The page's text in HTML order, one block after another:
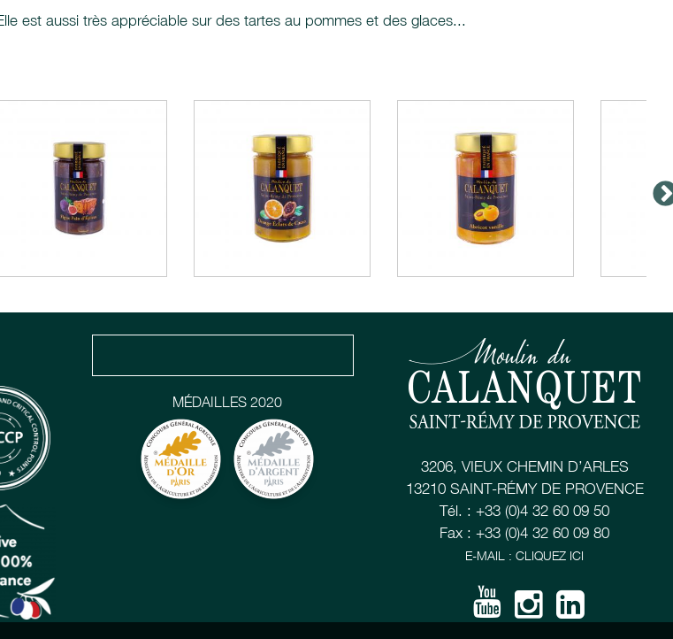
est aussi très appréciable sur des tartes au pommes et des glaces...
MÉDAILLES 2020
3206, VIEUX CHEMIN D’ARLES
13210 SAINT-RÉMY DE PROVENCE
Tél. : +33 (0)4 32 60 09 50
Fax : +33 (0)4 32 60 09 80
E-MAIL : CLIQUEZ ICI